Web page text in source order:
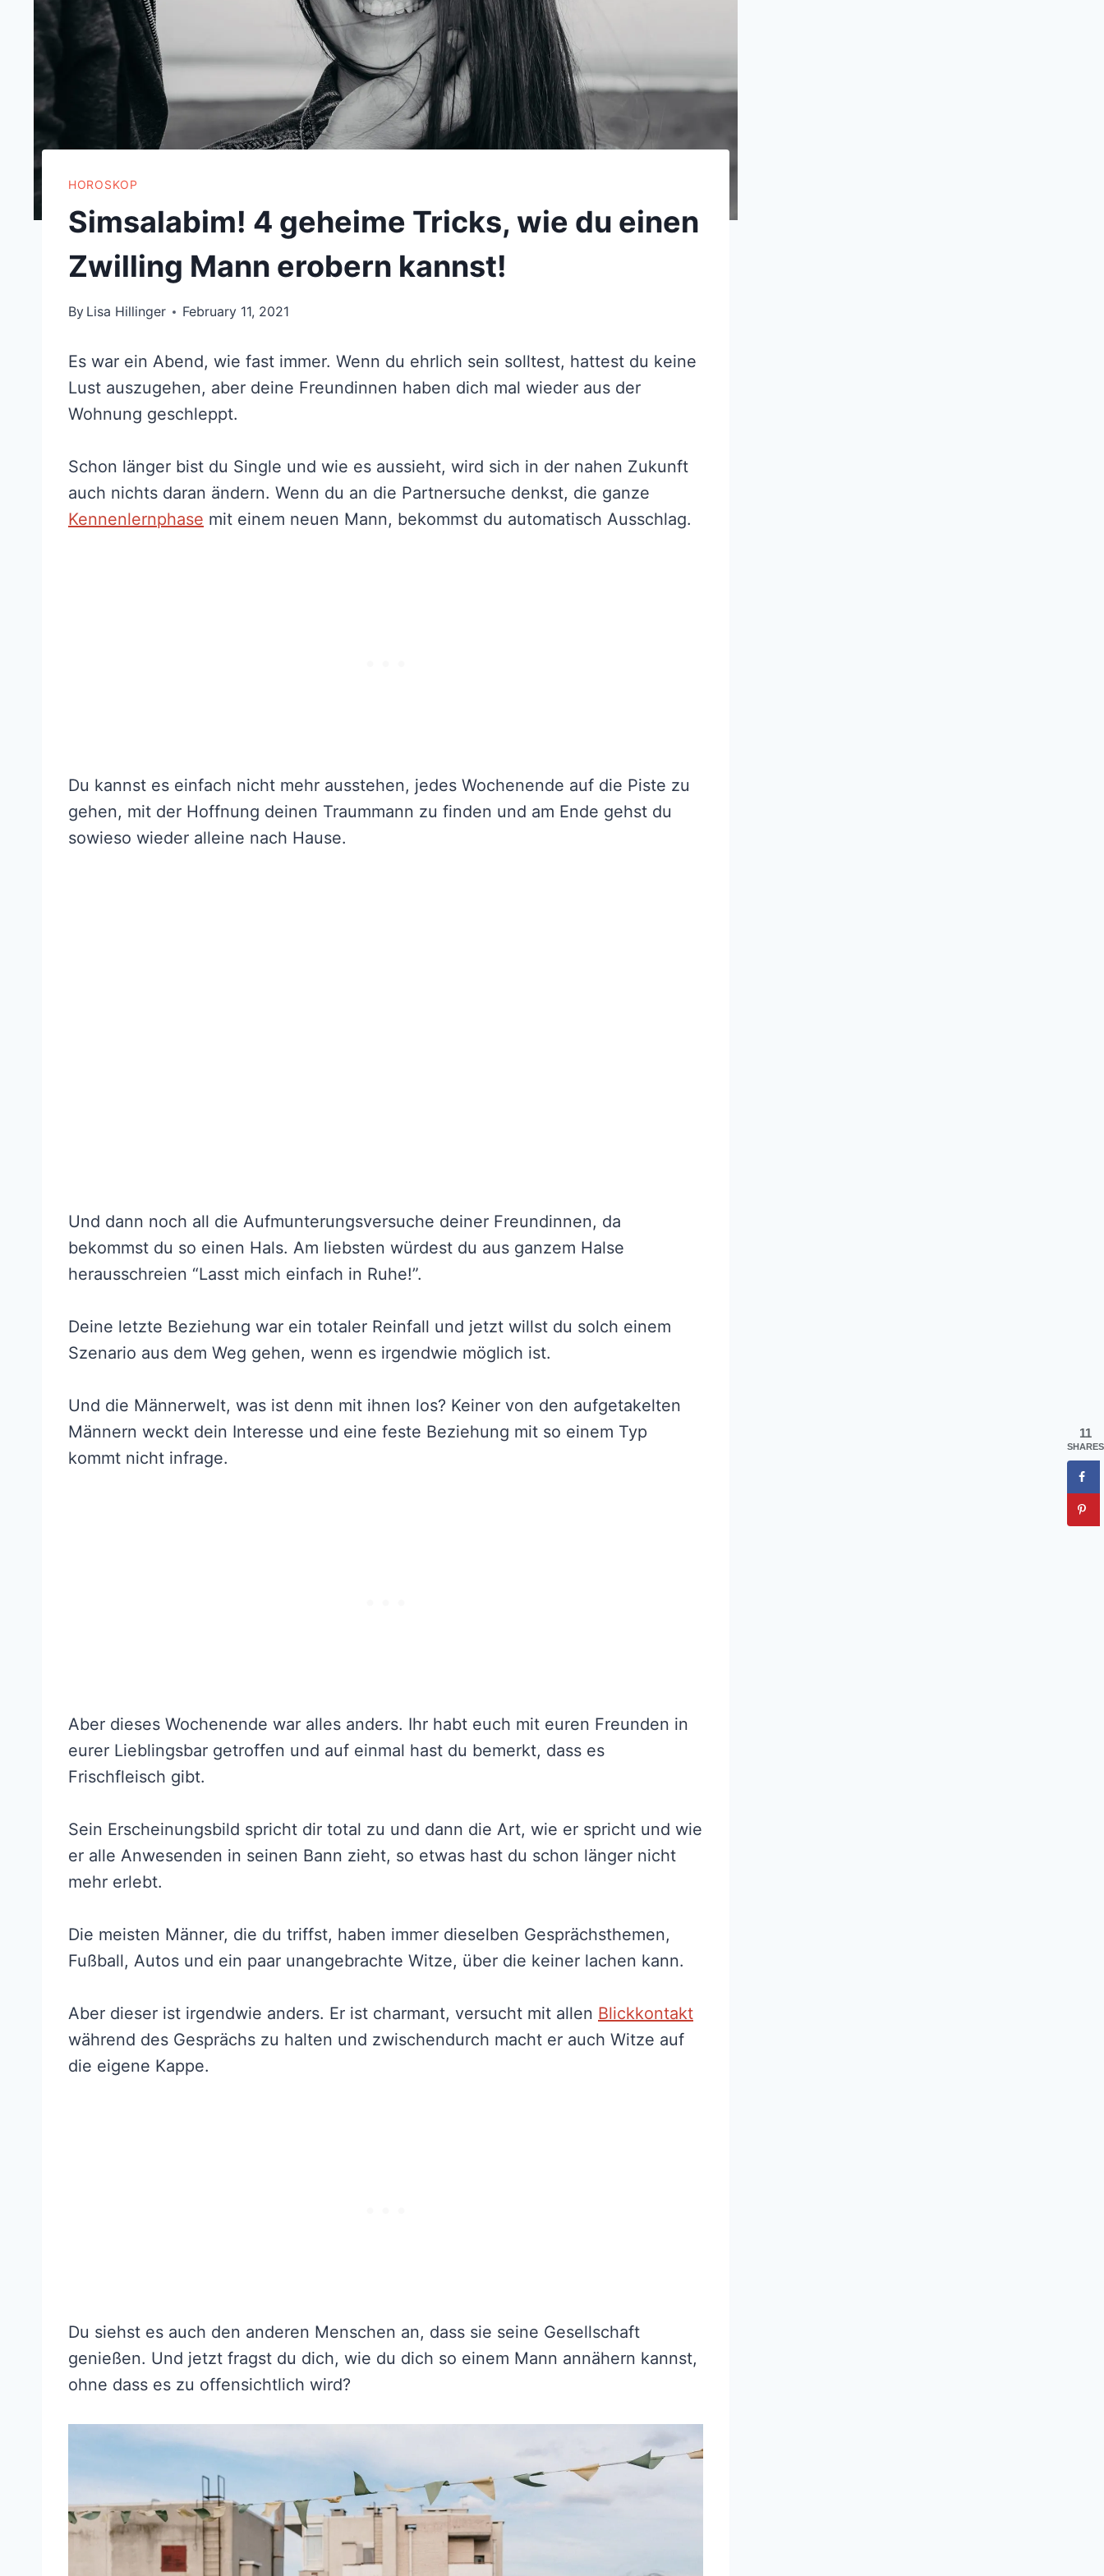
HOROSKOP
Simsalabim! 4 geheime Tricks, wie du einen
Zwilling Mann erobern kannst!
By Lisa Hillinger February 11, 2021
Es war ein Abend, wie fast immer. Wenn du ehrlich sein solltest, hattest du keine
Lust auszugehen, aber deine Freundinnen haben dich mal wieder aus der
Wohnung geschleppt.
Schon länger bist du Single und wie es aussieht, wird sich in der nahen Zukunft
auch nichts daran ändern. Wenn du an die Partnersuche denkst, die ganze
Kennenlernphase mit einem neuen Mann, bekommst du automatisch Ausschlag.
Du kannst es einfach nicht mehr ausstehen, jedes Wochenende auf die Piste zu
gehen, mit der Hoffnung deinen Traummann zu finden und am Ende gehst du
sowieso wieder alleine nach Hause.
Und dann noch all die Aufmunterungsversuche deiner Freundinnen, da
bekommst du so einen Hals. Am liebsten würdest du aus ganzem Halse
herausschreien “Lasst mich einfach in Ruhe!”.
Deine letzte Beziehung war ein totaler Reinfall und jetzt willst du solch einem
Szenario aus dem Weg gehen, wenn es irgendwie möglich ist.
Und die Männerwelt, was ist denn mit ihnen los? Keiner von den aufgetakelten
Männern weckt dein Interesse und eine feste Beziehung mit so einem Typ
kommt nicht infrage.
Aber dieses Wochenende war alles anders. Ihr habt euch mit euren Freunden in
eurer Lieblingsbar getroffen und auf einmal hast du bemerkt, dass es
Frischfleisch gibt.
Sein Erscheinungsbild spricht dir total zu und dann die Art, wie er spricht und wie
er alle Anwesenden in seinen Bann zieht, so etwas hast du schon länger nicht
mehr erlebt.
Die meisten Männer, die du triffst, haben immer dieselben Gesprächsthemen,
Fußball, Autos und ein paar unangebrachte Witze, über die keiner lachen kann.
Aber dieser ist irgendwie anders. Er ist charmant, versucht mit allen Blickkontakt
während des Gesprächs zu halten und zwischendurch macht er auch Witze auf
die eigene Kappe.
Du siehst es auch den anderen Menschen an, dass sie seine Gesellschaft
genießen. Und jetzt fragst du dich, wie du dich so einem Mann annähern kannst,
ohne dass es zu offensichtlich wird?
11
SHARES